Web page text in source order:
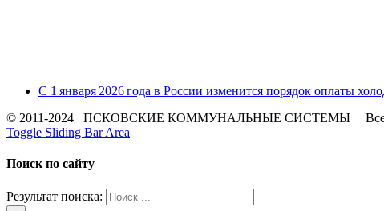
С 1 января 2026 года в России изменится порядок оплаты
© 2011-2024 ПСКОВСКИЕ КОММУНАЛЬНЫЕ СИСТЕМЫ | Все
Toggle Sliding Bar Area
Поиск по сайту
Результат поиска: